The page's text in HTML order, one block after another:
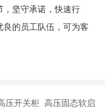
，坚守承诺，快速行
的员工队伍，可为客
压开关柜 高压固态软启